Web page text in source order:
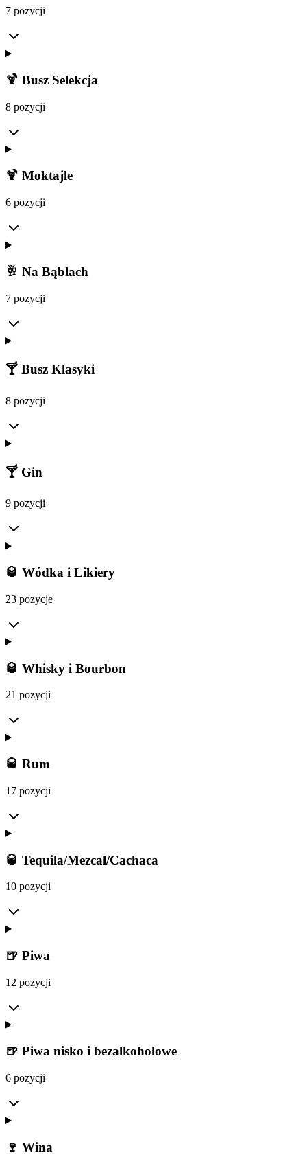
7 pozycji
🍹 Busz Selekcja
8 pozycji
🍹 Moktajle
6 pozycji
🥂 Na Bąblach
7 pozycji
🍸 Busz Klasyki
8 pozycji
🍸 Gin
9 pozycji
🥃 Wódka i Likiery
23 pozycje
🥃 Whisky i Bourbon
21 pozycji
🥃 Rum
17 pozycji
🥃 Tequila/Mezcal/Cachaca
10 pozycji
🍺 Piwa
12 pozycji
🍺 Piwa nisko i bezalkoholowe
6 pozycji
🍷 Wina